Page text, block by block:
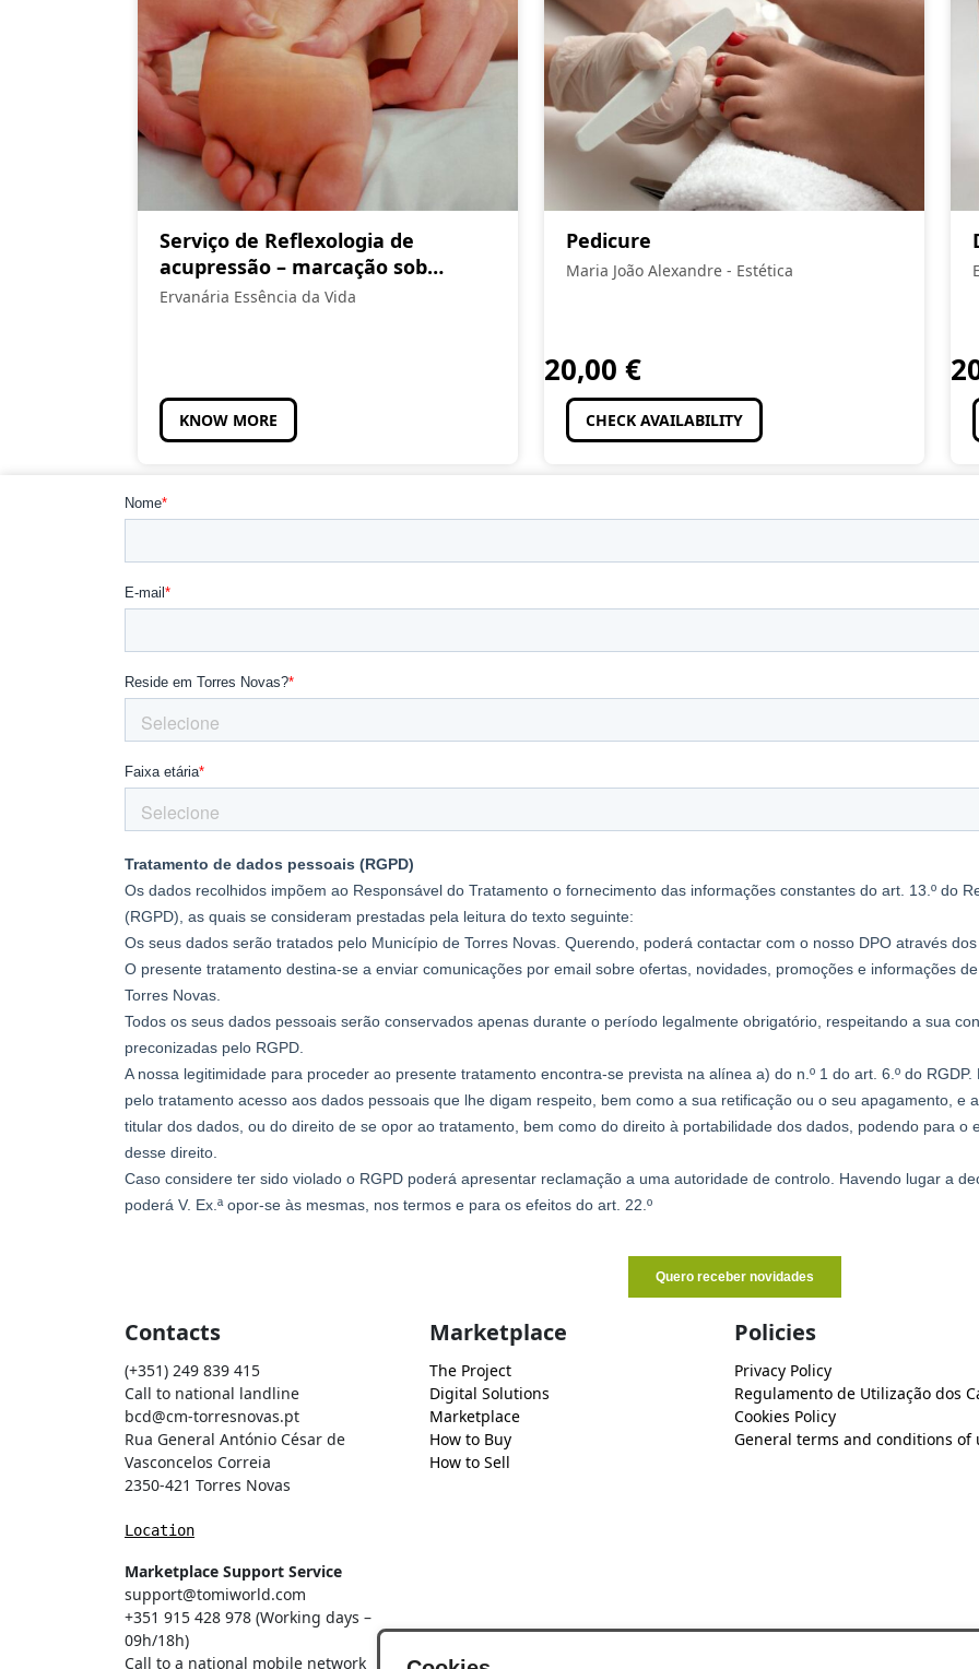
Serviço de Reflexologia de
acupressão – marcação sob
consulta
Ervanária Essência da Vida
KNOW MORE
Pedicure
Maria João Alexandre - Estética
20,00 €
CHECK AVAILABILITY
Contacts
(+351) 249 839 415
Call to national landline
bcd@cm-torresnovas.pt
Rua General António César de
Vasconcelos Correia
2350-421 Torres Novas
Location
Marketplace Support Service
support@tomiworld.com
+351 915 428 978 (Working days –
09h/18h)
Call to a national mobile network
Marketplace
The Project
Digital Solutions
Marketplace
How to Buy
How to Sell
Policies
Privacy Policy
Regulamento de Utilização dos
Cookies Policy
General terms and conditions of